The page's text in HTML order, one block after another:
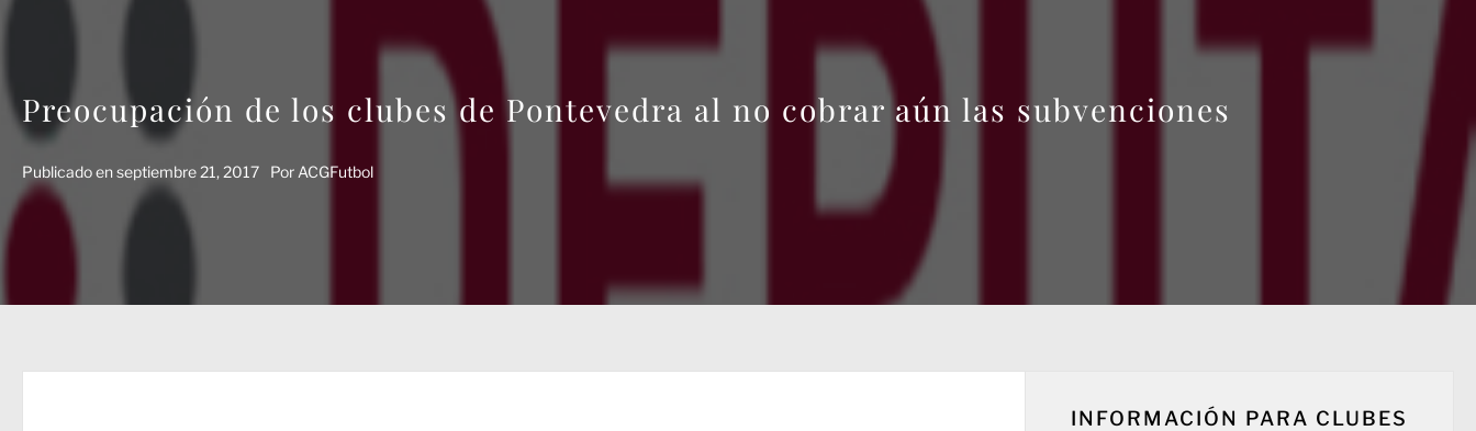
Preocupación de los clubes de Pontevedra al no cobrar aún las subvenciones
Publicado enseptiembre 21, 2017 Por ACGFutbol
INFORMACIÓN PARA CLUBES